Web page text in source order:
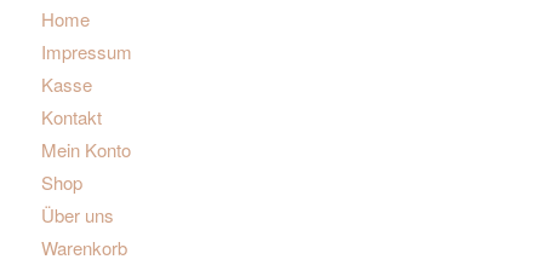
Home
Impressum
Kasse
Kontakt
Mein Konto
Shop
Über uns
Warenkorb